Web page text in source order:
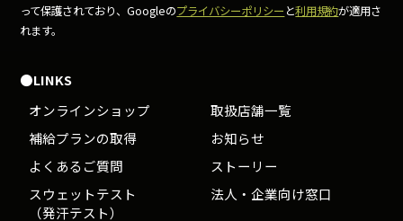
って保護されており、Googleのプライバシーポリシー と利用規約が適用さ
れます。
●LINKS
オンラインショップ
取扱店舗一覧
補給プランの取得
お知らせ
よくあるご質問
ストーリー
スウェットテスト
（発汗テスト）
法人・企業向け窓口